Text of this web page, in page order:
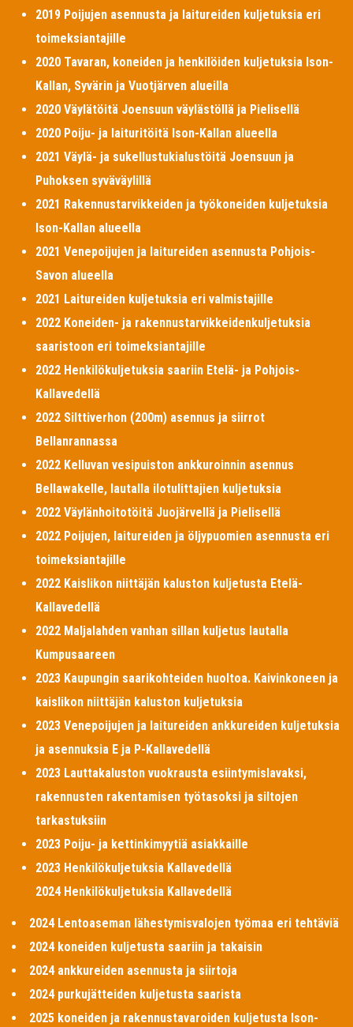
2019 Poijujen asennusta ja laitureiden kuljetuksia eri
toimeksiantajille
2020 Tavaran, koneiden ja henkilöiden kuljetuksia Ison-
Kallan, Syvärin ja Vuotjärven alueilla
2020 Väylätöitä Joensuun väylästöllä ja Pielisellä
2020 Poiju- ja laituritöitä Ison-Kallan alueella
2021 Väylä- ja sukellustukialustöitä Joensuun ja
Puhoksen syväväylillä
2021 Rakennustarvikkeiden ja työkoneiden kuljetuksia
Ison-Kallan alueella
2021 Venepoijujen ja laitureiden asennusta Pohjois-
Savon alueella
2021 Laitureiden kuljetuksia eri valmistajille
2022 Koneiden- ja rakennustarvikkeidenkuljetuksia
saaristoon eri toimeksiantajille
2022 Henkilökuljetuksia saariin Etelä- ja Pohjois-
Kallavedellä
2022 Silttiverhon (200m) asennus ja siirrot
Bellanrannassa
2022 Kelluvan vesipuiston ankkuroinnin asennus
Bellawakelle, lautalla ilotulittajien kuljetuksia
2022 Väylänhoitotöitä Juojärvellä ja Pielisellä
2022 Poijujen, laitureiden ja öljypuomien asennusta eri
toimeksiantajille
2022 Kaislikon niittäjän kaluston kuljetusta Etelä-
Kallavedellä
2022 Maljalahden vanhan sillan kuljetus lautalla
Kumpusaareen
2023 Kaupungin saarikohteiden huoltoa. Kaivinkoneen ja
kaislikon niittäjän kaluston kuljetuksia
2023 Venepoijujen ja laitureiden ankkureiden kuljetuksia
ja asennuksia E ja P-Kallavedellä
2023 Lauttakaluston vuokrausta esiintymislavaksi,
rakennusten rakentamisen työtasoksi ja siltojen
tarkastuksiin
2023 Poiju- ja kettinkimyytiä asiakkaille
2023 Henkilökuljetuksia Kallavedellä
2024 Henkilökuljetuksia Kallavedellä
2024 Lentoaseman lähestymisvalojen työmaa eri tehtäviä
2024 koneiden kuljetusta saariin ja takaisin
2024 ankkureiden asennusta ja siirtoja
2024 purkujätteiden kuljetusta saarista
2025 koneiden ja rakennustavaroiden kuljetusta Ison-